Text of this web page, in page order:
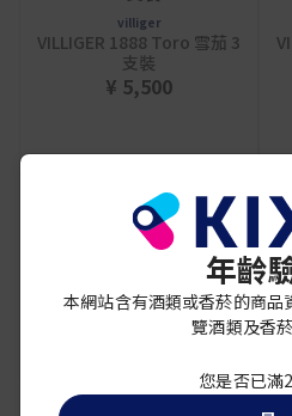
villiger
VILLIGER 1888 Toro 雪茄 3
支裝
¥ 5,500
年齡
本網站含有酒類或香菸的商品
覽酒類及香
您是否已滿